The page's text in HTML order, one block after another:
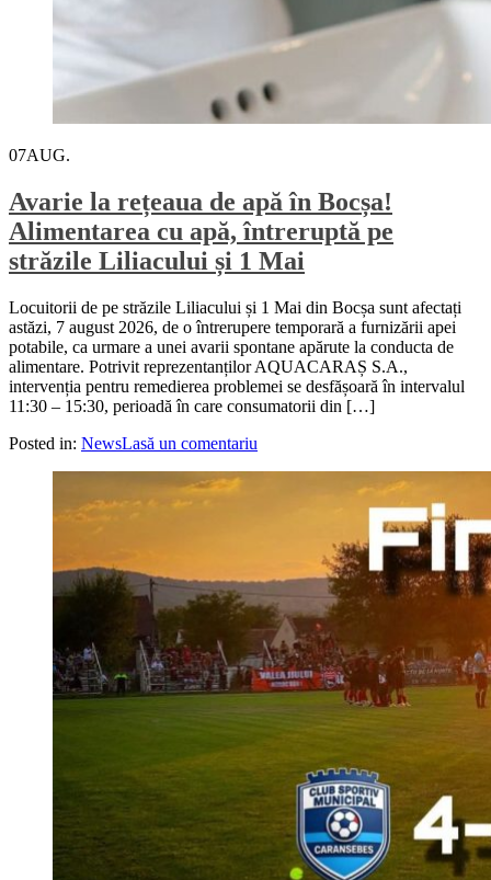
07AUG.
Avarie la rețeaua de apă în Bocșa!
Alimentarea cu apă, întreruptă pe
străzile Liliacului și 1 Mai
Locuitorii de pe străzile Liliacului și 1 Mai din Bocșa sunt afectați
astăzi, 7 august 2026, de o întrerupere temporară a furnizării apei
potabile, ca urmare a unei avarii spontane apărute la conducta de
alimentare. Potrivit reprezentanților AQUACARAȘ S.A.,
intervenția pentru remedierea problemei se desfășoară în intervalul
11:30 – 15:30, perioadă în care consumatorii din […]
Posted in: NewsLasă un comentariu